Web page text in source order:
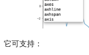
它可支持：